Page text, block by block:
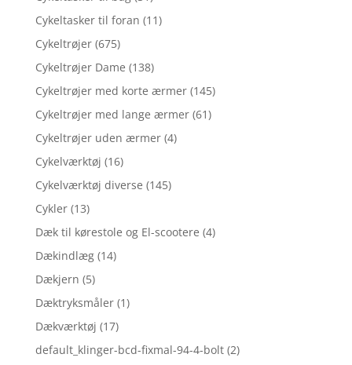
Cykeltasker til foran (11)
Cykeltrøjer (675)
Cykeltrøjer Dame (138)
Cykeltrøjer med korte ærmer (145)
Cykeltrøjer med lange ærmer (61)
Cykeltrøjer uden ærmer (4)
Cykelværktøj (16)
Cykelværktøj diverse (145)
Cykler (13)
Dæk til kørestole og El-scootere (4)
Dækindlæg (14)
Dækjern (5)
Dæktryksmåler (1)
Dækværktøj (17)
default_klinger-bcd-fixmal-94-4-bolt (2)